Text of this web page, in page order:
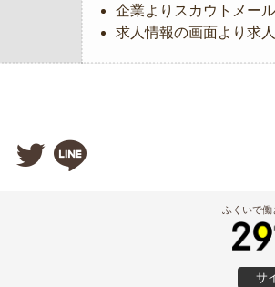
企業よりスカウトメー
求人情報の画面より求
 
ふくいで働
サ